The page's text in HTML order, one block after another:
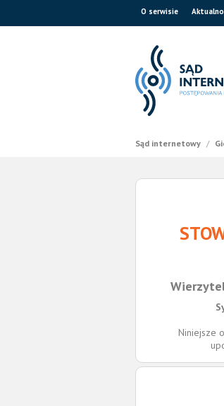
O serwisie
Sąd internetowy /
Niniejsze